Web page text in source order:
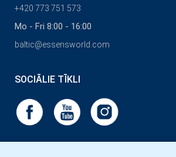
+420 773 751 573
Mo - Fri 8:00 - 16:00
baltic@essensworld.com
SOCIĀLIE TĪKLI